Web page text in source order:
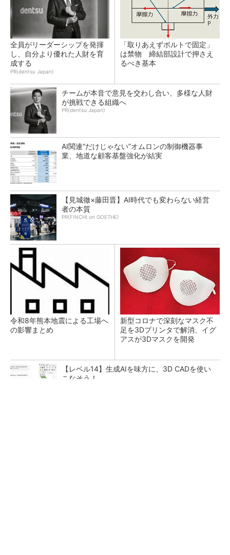
全員がリーダーシップを発揮
し、自分より優れた人財を育
成する
PR(dentsu Japan)
「取りあえずボルトで固定」
は禁物 締結部設計で押さえ
るべき基本
チームが本音で意見を交わし合い、多様な人財
が挑戦できる組織へ
PR(dentsu Japan)
AI関連“だけじゃない”オムロンの制御機器事
業、地道な顧客基盤強化が結実
【見城徹×藤田晋】AI時代でも変わらない経営
者の本質
PR(FINCHI on GOETHE)
令和8年熊本地震による工場へ
の影響まとめ
新型コロナで深刻なマスク不
足を3Dプリンタで解消、イグ
アスが3Dマスクを開発
【レベル14】生成AIを味方に、3D CADを使い
こなそう！